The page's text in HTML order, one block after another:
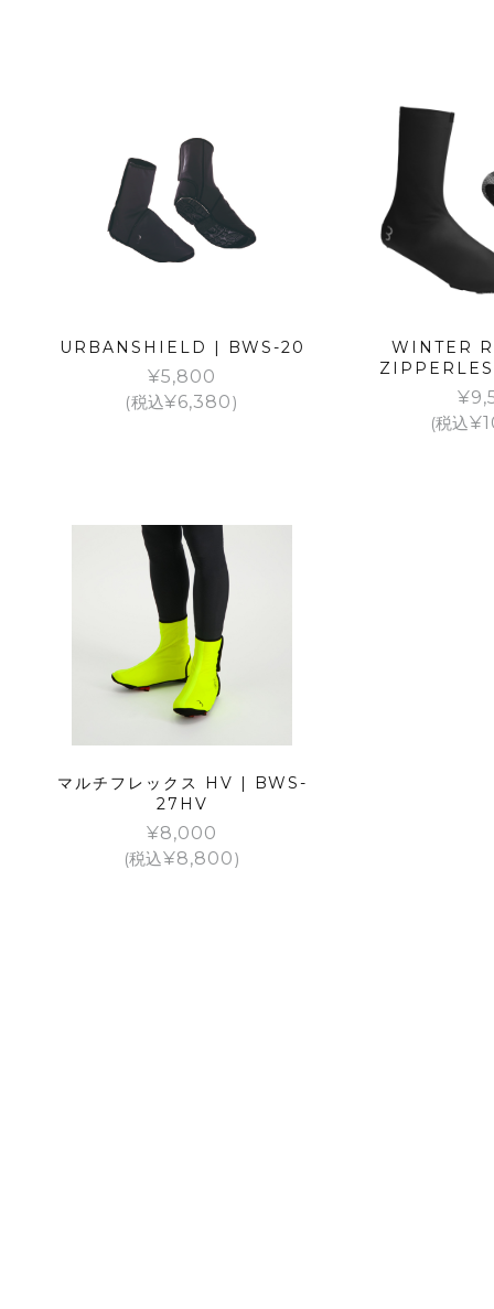
URBANSHIELD | BWS-20
¥5,800
(税込¥6,380)
WINTER
¥
(税込¥
マルチフレックス HV | BWS-
27HV
¥8,000
(税込¥8,800)